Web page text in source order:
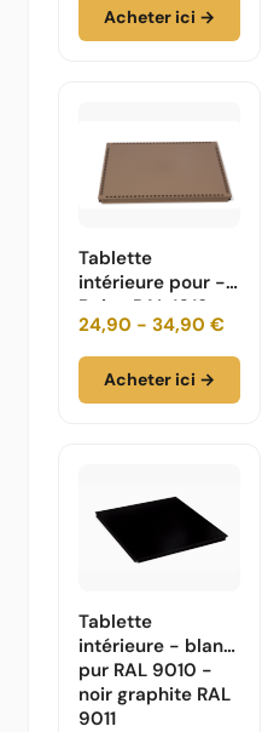
Acheter ici →
Tablette
intérieure pour -
Beige RAL 1019
24,90 - 34,90 €
Acheter ici →
Tablette
intérieure - blanc
pur RAL 9010 -
noir graphite RAL
9011